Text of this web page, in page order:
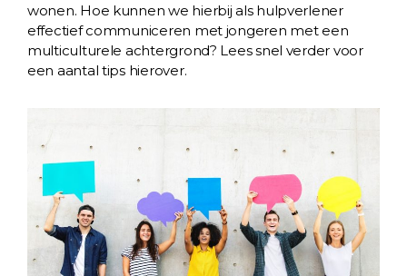
wonen. Hoe kunnen we hierbij als hulpverlener
effectief communiceren met jongeren met een
multiculturele achtergrond? Lees snel verder voor
een aantal tips hierover.